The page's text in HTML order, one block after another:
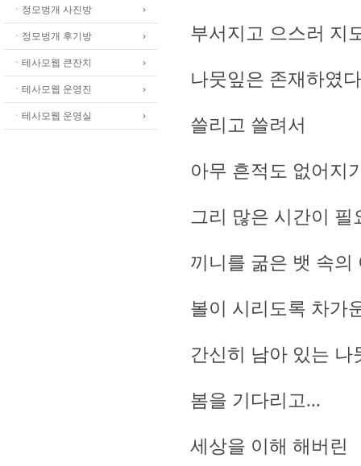
ㆍ정모벙개 사진방
ㆍ정모벙개 후기방
ㆍ테사모웹 큰잔치
ㆍ테사모웹 운영진
ㆍ테사모웹 운영실
부서지고 으스러 지
나뭇잎은 존재하였다
쓸리고 쓸려서
아무 흔적도 없어지
그리 많은 시간이 필
끼니를 굶은 뱃 속의
볼이 시리도록 차가
간신히 남아 있는 나
봄을 기다리고...
세상을 이해 해버린